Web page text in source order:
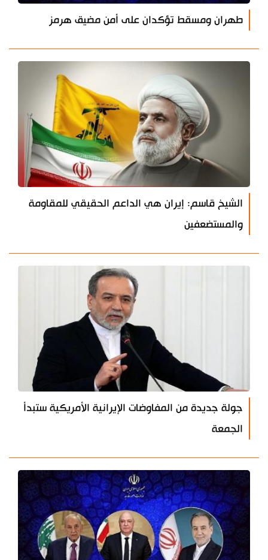
طهران ومسقط تؤكدان على أمن مضيق هرمز
الشيخ قاسم: إيران هي الداعم الحقيقي للمقاومة
والمستضعفين
جولة جديدة من المفاوضات الإيرانية الأمريكية ستبدأ
الجمعة